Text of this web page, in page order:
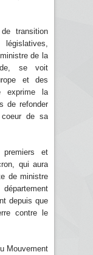
transition
de la
se voit
et des
exprime la
de refonder
coeur de sa
premiers et
qui aura
de ministre
depuis que
contre le
Mouvement